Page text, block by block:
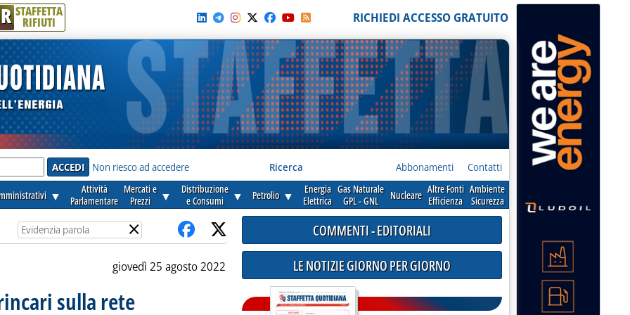
R STAFFETTA
RIFIUTI RICHIEDI ACCESSO GRATUITO
Non riesco ad accedere Ricerca Abbonamenti Contatti
▼
Attività
Parlamentare
Mercati e
Prezzi
▼
Distribuzione
e Consumi
▼ Petrolio ▼
Energia
Elettrica
Gas Naturale
GPL - GNL
Nucleare Altre Fonti
Efficienza
Ambiente
Sicurezza
×
giovedì 25 agosto 2022
sulla rete
COMMENTI - EDITORIALI
LE NOTIZIE GIORNO PER GIORNO